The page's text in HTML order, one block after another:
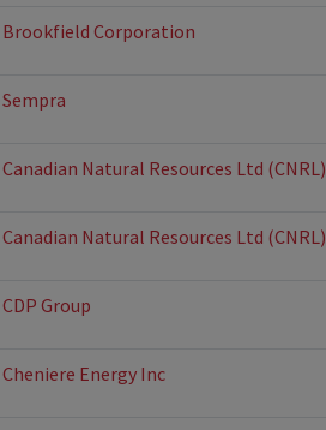
Brookfield Corporation
Sempra
Canadian Natural Resources Ltd (CNRL)
Canadian Natural Resources Ltd (CNRL)
CDP Group
Cheniere Energy Inc